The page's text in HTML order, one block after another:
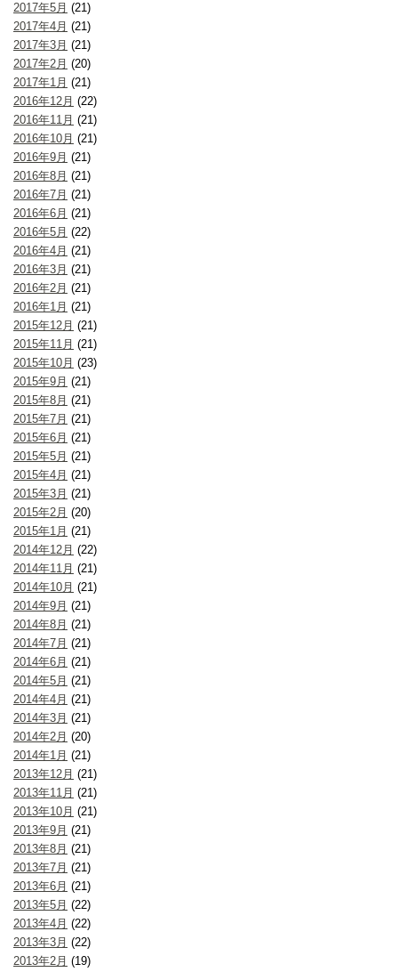
2017年5月 (21)
2017年4月 (21)
2017年3月 (21)
2017年2月 (20)
2017年1月 (21)
2016年12月 (22)
2016年11月 (21)
2016年10月 (21)
2016年9月 (21)
2016年8月 (21)
2016年7月 (21)
2016年6月 (21)
2016年5月 (22)
2016年4月 (21)
2016年3月 (21)
2016年2月 (21)
2016年1月 (21)
2015年12月 (21)
2015年11月 (21)
2015年10月 (23)
2015年9月 (21)
2015年8月 (21)
2015年7月 (21)
2015年6月 (21)
2015年5月 (21)
2015年4月 (21)
2015年3月 (21)
2015年2月 (20)
2015年1月 (21)
2014年12月 (22)
2014年11月 (21)
2014年10月 (21)
2014年9月 (21)
2014年8月 (21)
2014年7月 (21)
2014年6月 (21)
2014年5月 (21)
2014年4月 (21)
2014年3月 (21)
2014年2月 (20)
2014年1月 (21)
2013年12月 (21)
2013年11月 (21)
2013年10月 (21)
2013年9月 (21)
2013年8月 (21)
2013年7月 (21)
2013年6月 (21)
2013年5月 (22)
2013年4月 (22)
2013年3月 (22)
2013年2月 (19)